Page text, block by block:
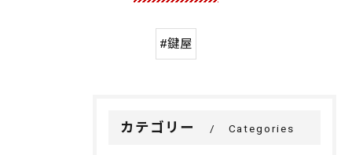
#鍵屋
カテゴリー Categories